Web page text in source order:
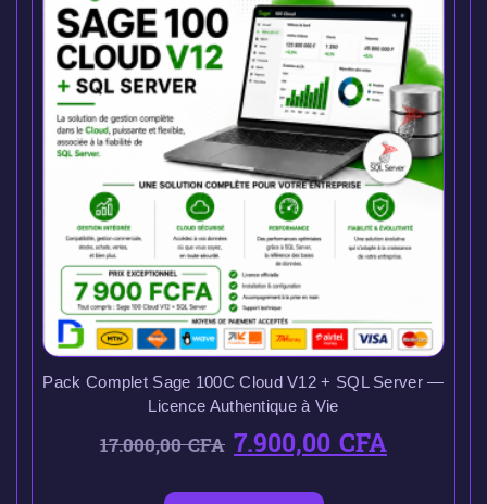
Pack Complet Sage 100C Cloud V12 + SQL Server —
Licence Authentique à Vie
17.000,00CFA 7.900,00CFA